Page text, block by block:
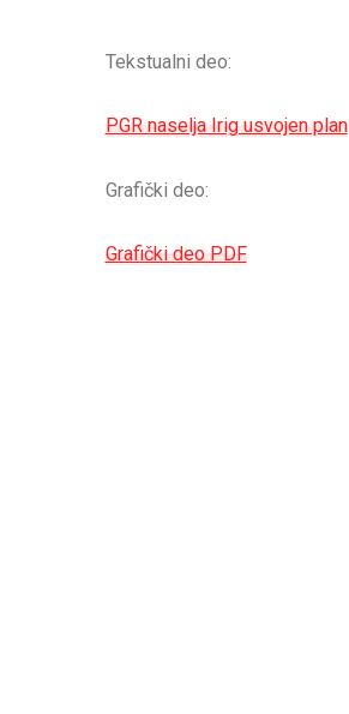
Tekstualni deo:
PGR naselja Irig usvojen plan
Grafički deo:
Grafički deo PDF